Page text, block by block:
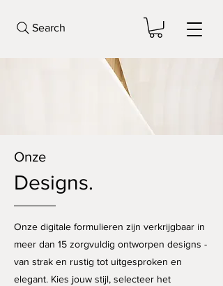
Search
Onze
Designs.
Onze digitale formulieren zijn verkrijgbaar in
meer dan 15 zorgvuldig ontworpen designs -
van strak en rustig tot uitgesproken en
elegant. Kies jouw stijl, selecteer het